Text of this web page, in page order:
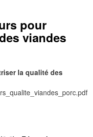
pour
viandes
la qualité des